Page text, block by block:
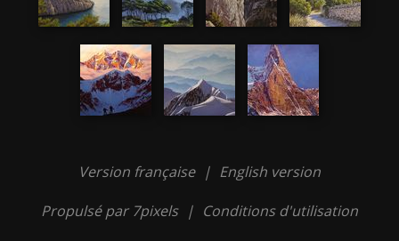
Version française | English version
Propulsé par 7pixels | Conditions d'utilisation